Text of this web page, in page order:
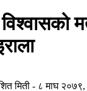
मिती - ८ माघ